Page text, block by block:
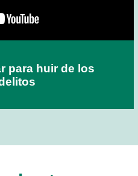
para huir de los